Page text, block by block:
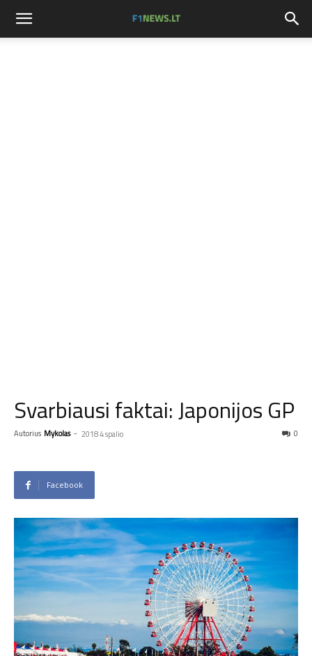
Svarbiausi faktai: Japonijos GP
Autorius Mykolas - 2018 4 spalio 0
Facebook